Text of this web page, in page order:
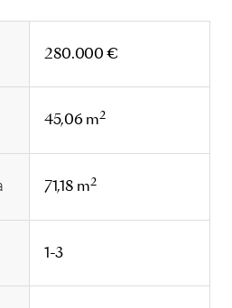
280.000 €
45,06 m2
71,18 m2
1-3